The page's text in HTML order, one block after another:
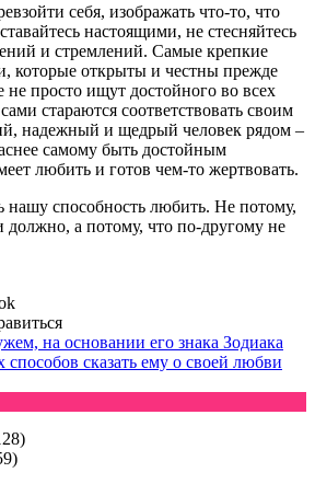
себя, изображать что-то, что
настоящими, не стесняйтесь
и стремлений. Самые крепкие
которые открыты и честны прежде
не просто ищут достойного во всех
стараются соответствовать своим
надежный и щедрый человек рядом –
самому быть достойным
любить и готов чем-то жертвовать.
нашу способность любить. Не потому,
должно, а потому, что по-другому не
на основании его знака Зодиака
способов сказать ему о своей любви